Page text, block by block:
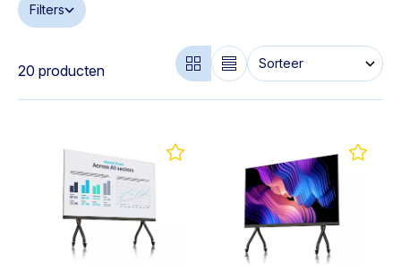
Filters
20 producten